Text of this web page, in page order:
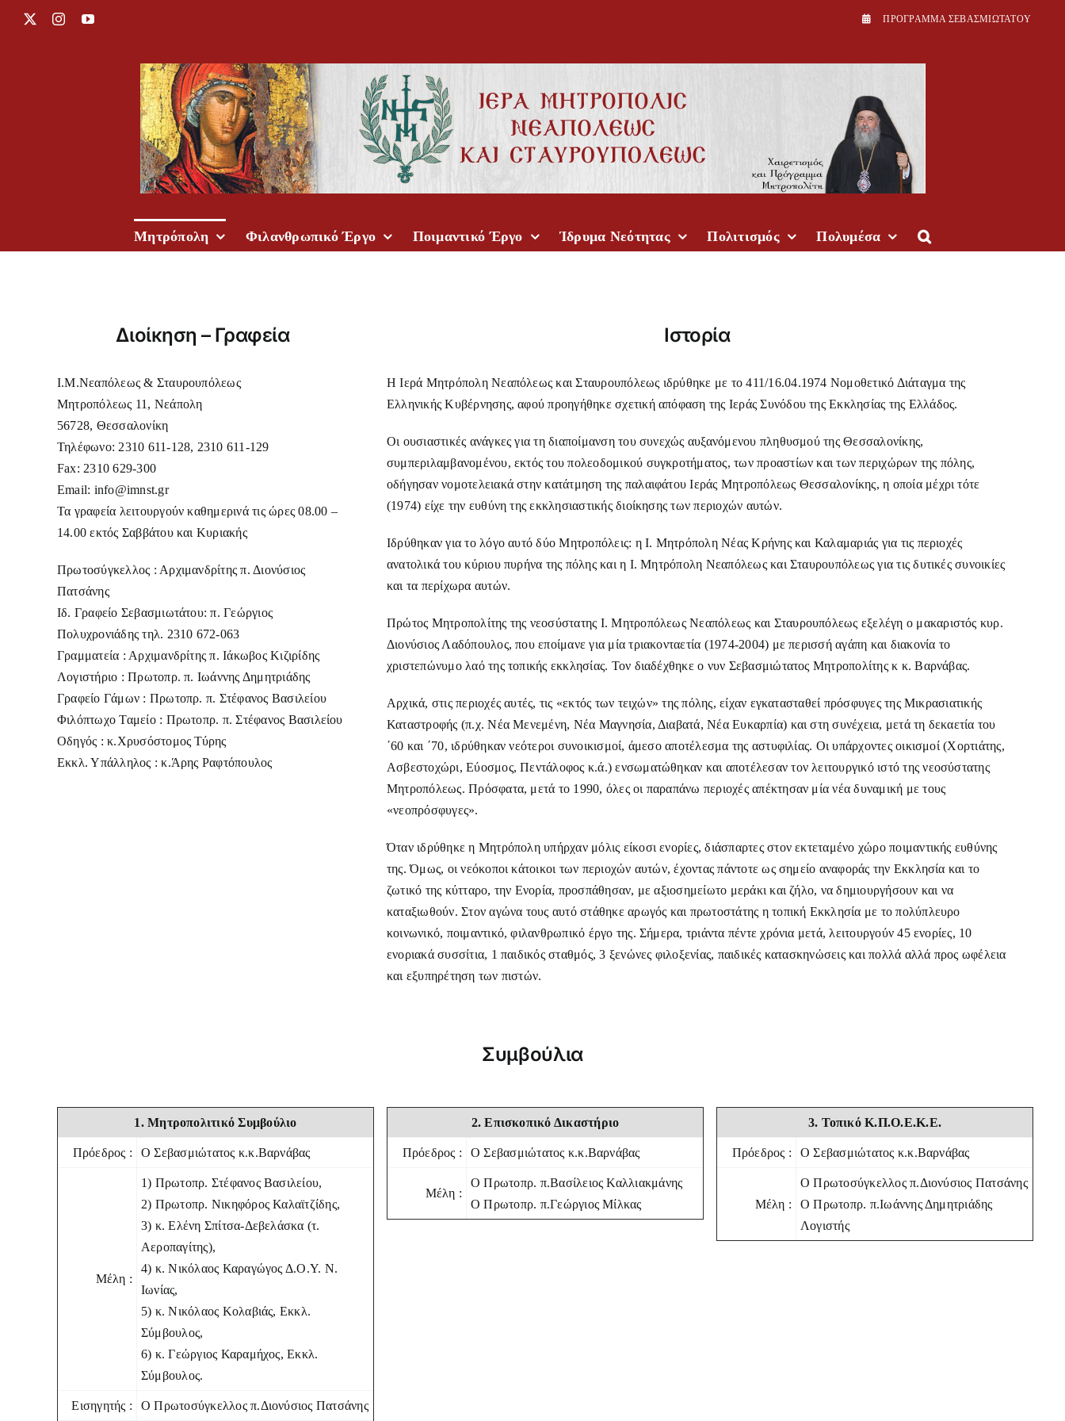
Μετάβαση
InstagramYouTube ΠPOΓPAMMA ΣEBAΣMIΩTATOY
Μητρόπολη Φιλανθρωπικό Έργο Ποιμαντικό Έργο Ίδρυμα Νεότητας Πολιτισμός Πολυμέσα
Διοίκηση – Γραφεία
Ι.Μ.Νεαπόλεως & Σταυρουπόλεως
Μητροπόλεως 11, Νεάπολη
56728, Θεσσαλονίκη
Τηλέφωνο: 2310 611-128, 2310 611-129
Fax: 2310 629-300
Email: info@imnst.gr
Τα γραφεία λειτουργούν καθημερινά τις ώρες 08.00 –
14.00 εκτός Σαββάτου και Κυριακής
Πρωτοσύγκελλος : Αρχιμανδρίτης π. Διονύσιος
Πατσάνης
Ιδ. Γραφείο Σεβασμιωτάτου: π. Γεώργιος
Πολυχρονιάδης τηλ. 2310 672-063
Γραμματεία : Αρχιμανδρίτης π. Ιάκωβος Κιζιρίδης
Λογιστήριο : Πρωτοπρ. π. Ιωάννης Δημητριάδης
Γραφείο Γάμων : Πρωτοπρ. π. Στέφανος Βασιλείου
Φιλόπτωχο Ταμείο : Πρωτοπρ. π. Στέφανος Βασιλείου
Οδηγός : κ.Χρυσόστομος Τύρης
Εκκλ. Υπάλληλος : κ.Άρης Ραφτόπουλος
Ιστορία
Η Ιερά Μητρόπολη Νεαπόλεως και Σταυρουπόλεως ιδρύθηκε με το 411/16.04.1974 Νομοθετικό Διάταγμα της
Ελληνικής Κυβέρνησης, αφού προηγήθηκε σχετική απόφαση της Ιεράς Συνόδου της Εκκλησίας της Ελλάδος.
Οι ουσιαστικές ανάγκες για τη διαποίμανση του συνεχώς αυξανόμενου πληθυσμού της Θεσσαλονίκης,
συμπεριλαμβανομένου, εκτός του πολεοδομικού συγκροτήματος, των προαστίων και των περιχώρων της πόλης,
οδήγησαν νομοτελειακά στην κατάτμηση της παλαιφάτου Ιεράς Μητροπόλεως Θεσσαλονίκης, η οποία μέχρι τότε
(1974) είχε την ευθύνη της εκκλησιαστικής διοίκησης των περιοχών αυτών.
Ιδρύθηκαν για το λόγο αυτό δύο Μητροπόλεις: η Ι. Μητρόπολη Νέας Κρήνης και Καλαμαριάς για τις περιοχές
ανατολικά του κύριου πυρήνα της πόλης και η Ι. Μητρόπολη Νεαπόλεως και Σταυρουπόλεως για τις δυτικές συνοικίες
και τα περίχωρα αυτών.
Πρώτος Μητροπολίτης της νεοσύστατης Ι. Μητροπόλεως Νεαπόλεως και Σταυρουπόλεως εξελέγη ο μακαριστός κυρ.
Διονύσιος Λαδόπουλος, που εποίμανε για μία τριακονταετία (1974-2004) με περισσή αγάπη και διακονία το
χριστεπώνυμο λαό της τοπικής εκκλησίας. Τον διαδέχθηκε ο νυν Σεβασμιώτατος Μητροπολίτης κ κ. Βαρνάβας.
Αρχικά, στις περιοχές αυτές, τις «εκτός των τειχών» της πόλης, είχαν εγκατασταθεί πρόσφυγες της Μικρασιατικής
Καταστροφής (π.χ. Νέα Μενεμένη, Νέα Μαγνησία, Διαβατά, Νέα Ευκαρπία) και στη συνέχεια, μετά τη δεκαετία του
΄60 και ΄70, ιδρύθηκαν νεότεροι συνοικισμοί, άμεσο αποτέλεσμα της αστυφιλίας. Οι υπάρχοντες οικισμοί (Χορτιάτης,
Ασβεστοχώρι, Εύοσμος, Πεντάλοφος κ.ά.) ενσωματώθηκαν και αποτέλεσαν τον λειτουργικό ιστό της νεοσύστατης
Μητροπόλεως. Πρόσφατα, μετά το 1990, όλες οι παραπάνω περιοχές απέκτησαν μία νέα δυναμική με τους
«νεοπρόσφυγες».
Όταν ιδρύθηκε η Μητρόπολη υπήρχαν μόλις είκοσι ενορίες, διάσπαρτες στον εκτεταμένο χώρο ποιμαντικής ευθύνης
της. Όμως, οι νεόκοποι κάτοικοι των περιοχών αυτών, έχοντας πάντοτε ως σημείο αναφοράς την Εκκλησία και το
ζωτικό της κύτταρο, την Ενορία, προσπάθησαν, με αξιοσημείωτο μεράκι και ζήλο, να δημιουργήσουν και να
καταξιωθούν. Στον αγώνα τους αυτό στάθηκε αρωγός και πρωτοστάτης η τοπική Εκκλησία με το πολύπλευρο
κοινωνικό, ποιμαντικό, φιλανθρωπικό έργο της. Σήμερα, τριάντα πέντε χρόνια μετά, λειτουργούν 45 ενορίες, 10
ενοριακά συσσίτια, 1 παιδικός σταθμός, 3 ξενώνες φιλοξενίας, παιδικές κατασκηνώσεις και πολλά αλλά προς ωφέλεια
και εξυπηρέτηση των πιστών.
Συμβούλια
1. Μητροπολιτικό Συμβούλιο
Πρόεδρος : Ο Σεβασμιώτατος κ.κ.Βαρνάβας
Μέλη :
1) Πρωτοπρ. Στέφανος Βασιλείου,
2) Πρωτοπρ. Νικηφόρος Καλαϊτζίδης,
3) κ. Ελένη Σπίτσα-Δεβελάσκα (τ.
Αεροπαγίτης),
4) κ. Νικόλαος Καραγώγος Δ.Ο.Υ. Ν.
Ιωνίας,
5) κ. Νικόλαος Κολαβιάς, Εκκλ.
Σύμβουλος,
6) κ. Γεώργιος Καραμήχος, Εκκλ.
Σύμβουλος.
Εισηγητής : Ο Πρωτοσύγκελλος π.Διονύσιος Πατσάνης
2. Επισκοπικό Δικαστήριο
Πρόεδρος : Ο Σεβασμιώτατος κ.κ.Βαρνάβας
Μέλη :
Ο Πρωτοπρ. π.Βασίλειος Καλλιακμάνης
Ο Πρωτοπρ. π.Γεώργιος Μίλκας
3. Τοπικό Κ.Π.Ο.Ε.Κ.Ε.
Πρόεδρος : Ο Σεβασμιώτατος κ.κ.Βαρνάβας
Μέλη :
Ο Πρωτοσύγκελλος π.Διονύσιος Πατσάνης
Ο Πρωτοπρ. π.Ιωάννης Δημητριάδης
Λογιστής